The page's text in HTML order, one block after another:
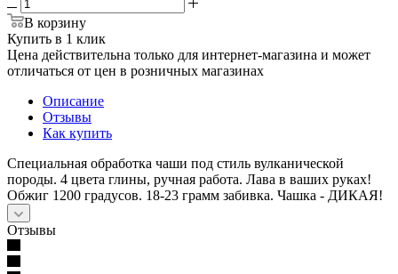
В корзину
Купить в 1 клик
Цена действительна только для интернет-магазина и может
отличаться от цен в розничных магазинах
Описание
Отзывы
Как купить
Специальная обработка чаши под стиль вулканической
породы. 4 цвета глины, ручная работа. Лава в ваших руках!
Обжиг 1200 градусов. 18-23 грамм забивка. Чашка - ДИКАЯ!
Отзывы